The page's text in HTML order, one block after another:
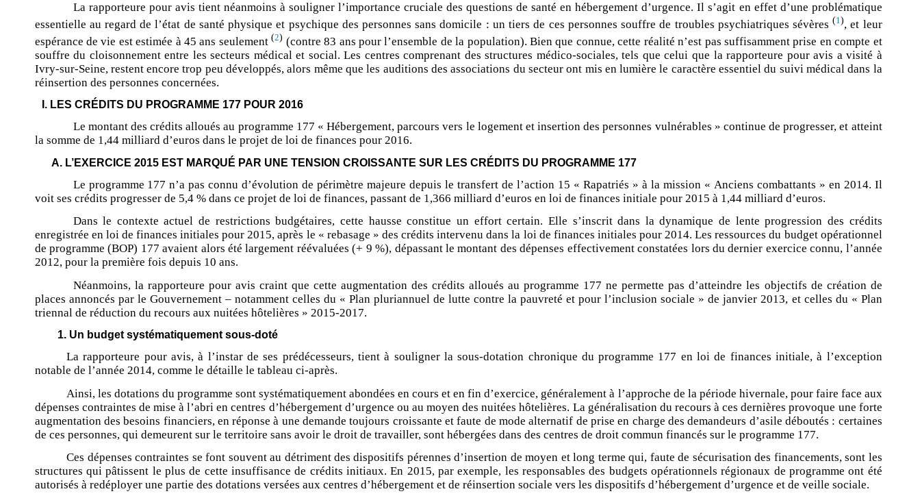
La rapporteure pour avis tient néanmoins à souligner l’importance cruciale des questions de santé en hébergement d’urgence. Il s’agit en effet d’une problématique
essentielle au regard de l’état de santé physique et psychique des personnes sans domicile : un tiers de ces personnes souffre de troubles psychiatriques sévères(1), et leur
espérance de vie est estimée à 45 ans seulement(2) (contre 83 ans pour l’ensemble de la population). Bien que connue, cette réalité n’est pas suffisamment prise en compte et
souffre du cloisonnement entre les secteurs médical et social. Les centres comprenant des structures médico-sociales, tels que celui que la rapporteure pour avis a visité à
Ivry-sur-Seine, restent encore trop peu développés, alors même que les auditions des associations du secteur ont mis en lumière le caractère essentiel du suivi médical dans la
réinsertion des personnes concernées.
I. LES CRÉDITS DU PROGRAMME 177 POUR 2016
Le montant des crédits alloués au programme 177 « Hébergement, parcours vers le logement et insertion des personnes vulnérables » continue de progresser, et atteint
la somme de 1,44 milliard d’euros dans le projet de loi de finances pour 2016.
A. L’EXERCICE 2015 EST MARQUÉ PAR UNE TENSION CROISSANTE SUR LES CRÉDITS DU PROGRAMME 177
Le programme 177 n’a pas connu d’évolution de périmètre majeure depuis le transfert de l’action 15 « Rapatriés » à la mission « Anciens combattants » en 2014. Il
voit ses crédits progresser de 5,4 % dans ce projet de loi de finances, passant de 1,366 milliard d’euros en loi de finances initiale pour 2015 à 1,44 milliard d’euros.
Dans le contexte actuel de restrictions budgétaires, cette hausse constitue un effort certain. Elle s’inscrit dans la dynamique de lente progression des crédits
enregistrée en loi de finances initiales pour 2015, après le « rebasage » des crédits intervenu dans la loi de finances initiales pour 2014. Les ressources du budget opérationnel
de programme (BOP) 177 avaient alors été largement réévaluées (+ 9 %), dépassant le montant des dépenses effectivement constatées lors du dernier exercice connu, l’année
2012, pour la première fois depuis 10 ans.
Néanmoins, la rapporteure pour avis craint que cette augmentation des crédits alloués au programme 177 ne permette pas d’atteindre les objectifs de création de
places annoncés par le Gouvernement – notamment celles du « Plan pluriannuel de lutte contre la pauvreté et pour l’inclusion sociale » de janvier 2013, et celles du « Plan
triennal de réduction du recours aux nuitées hôtelières » 2015-2017.
1. Un budget systématiquement sous-doté
La rapporteure pour avis, à l’instar de ses prédécesseurs, tient à souligner la sous-dotation chronique du programme 177 en loi de finances initiale, à l’exception
notable de l’année 2014, comme le détaille le tableau ci-après.
Ainsi, les dotations du programme sont systématiquement abondées en cours et en fin d’exercice, généralement à l’approche de la période hivernale, pour faire face aux
dépenses contraintes de mise à l’abri en centres d’hébergement d’urgence ou au moyen des nuitées hôtelières. La généralisation du recours à ces dernières provoque une forte
augmentation des besoins financiers, en réponse à une demande toujours croissante et faute de mode alternatif de prise en charge des demandeurs d’asile déboutés : certaines
de ces personnes, qui demeurent sur le territoire sans avoir le droit de travailler, sont hébergées dans des centres de droit commun financés sur le programme 177.
Ces dépenses contraintes se font souvent au détriment des dispositifs pérennes d’insertion de moyen et long terme qui, faute de sécurisation des financements, sont les
structures qui pâtissent le plus de cette insuffisance de crédits initiaux. En 2015, par exemple, les responsables des budgets opérationnels régionaux de programme ont été
autorisés à redéployer une partie des dotations versées aux centres d’hébergement et de réinsertion sociale vers les dispositifs d’hébergement d’urgence et de veille sociale.